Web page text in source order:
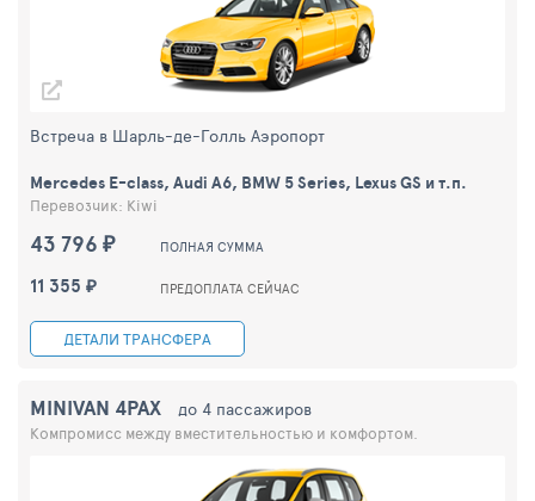
43 796 ₽ ПОЛНАЯ СУММА
11 355 ₽ ПРЕДОПЛАТА СЕЙЧАС
ДЕТАЛИ ТРАНСФЕРА
Встреча в Шарль-де-Голль Аэропорт
Mercedes E-class, Audi A6, BMW 5 Series, Lexus GS и т.п.
Перевозчик: Kiwi
MINIVAN 4PAX до 4 пассажиров
Компромисс между вместительностью и комфортом.